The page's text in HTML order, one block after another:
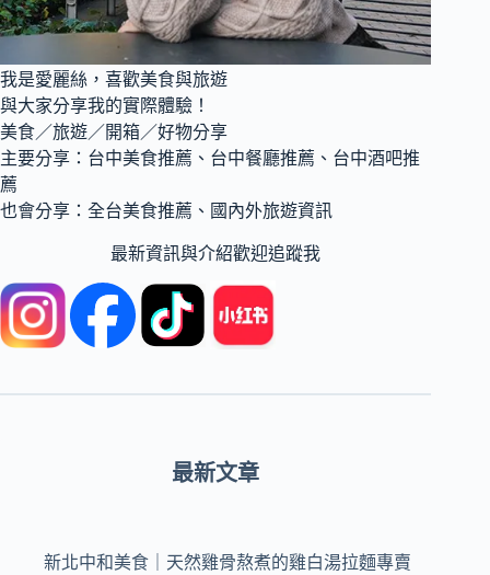
我是愛麗絲，喜歡美食與旅遊
與大家分享我的實際體驗！
美食／旅遊／開箱／好物分享
主要分享：台中美食推薦、台中餐廳推薦、台中酒吧推
薦
也會分享：全台美食推薦、國內外旅遊資訊
最新資訊與介紹歡迎追蹤我
最新文章
新北中和美食｜天然雞骨熬煮的雞白湯拉麵專賣